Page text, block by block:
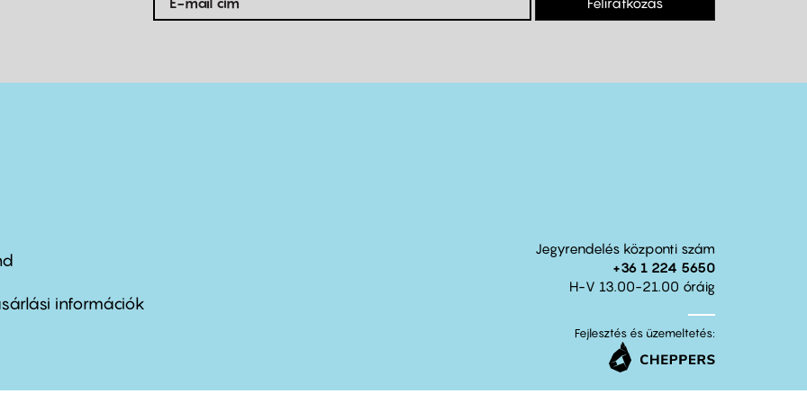
információk
Jegyrendelés központi szám
+36 1 224 5650
H-V 13.00-21.00 óráig
Fejlesztés és üzemeltetés: